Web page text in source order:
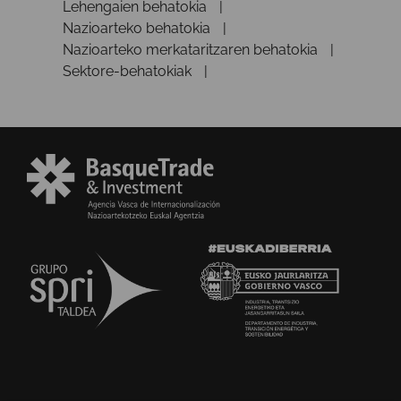
Lehengaien behatokia
Nazioarteko behatokia
Nazioarteko merkataritzaren behatokia
Sektore-behatokiak